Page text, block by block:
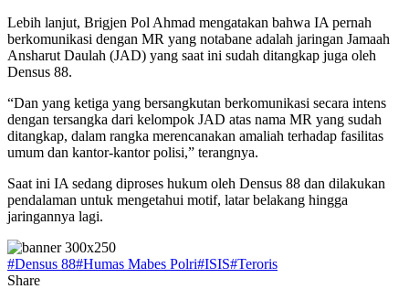
Lebih lanjut, Brigjen Pol Ahmad mengatakan bahwa IA pernah
berkomunikasi dengan MR yang notabane adalah jaringan Jamaah
Ansharut Daulah (JAD) yang saat ini sudah ditangkap juga oleh
Densus 88.
“Dan yang ketiga yang bersangkutan berkomunikasi secara intens
dengan tersangka dari kelompok JAD atas nama MR yang sudah
ditangkap, dalam rangka merencanakan amaliah terhadap fasilitas
umum dan kantor-kantor polisi,” terangnya.
Saat ini IA sedang diproses hukum oleh Densus 88 dan dilakukan
pendalaman untuk mengetahui motif, latar belakang hingga
jaringannya lagi.
#Densus 88#Humas Mabes Polri#ISIS#Teroris
Share